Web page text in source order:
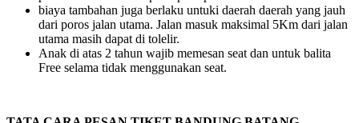
biaya tambahan juga berlaku untuki daerah daerah yang jauh
dari poros jalan utama. Jalan masuk maksimal 5Km dari jalan
utama masih dapat di tolelir.
Anak di atas 2 tahun wajib memesan seat dan untuk balita
Free selama tidak menggunakan seat.